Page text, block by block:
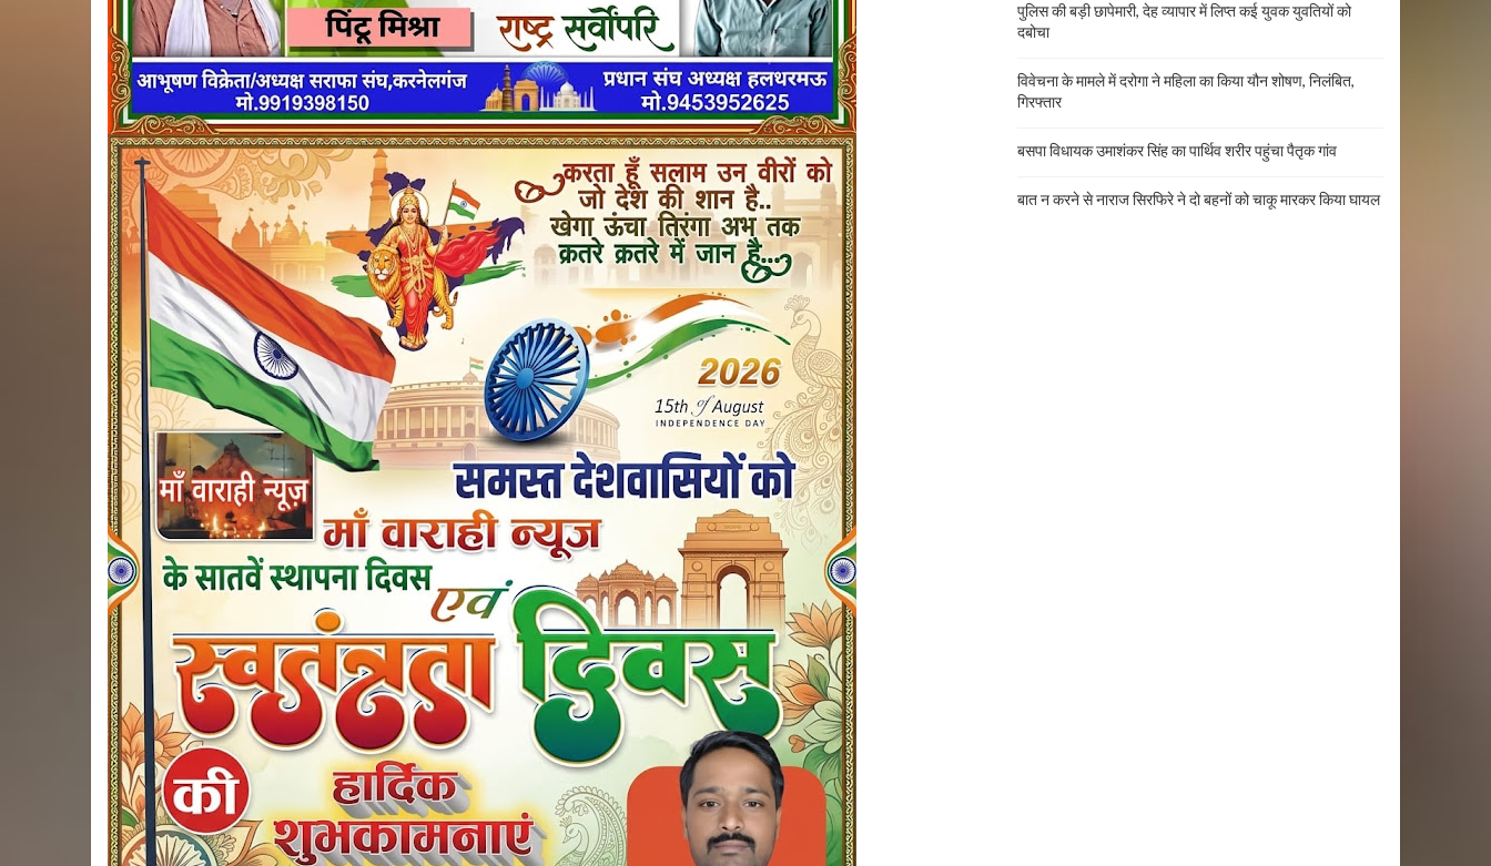
पुलिस की बड़ी छापेमारी, देह व्यापार में लिप्त कई युवक युवतियों को
दबोचा
विवेचना के मामले में दरोगा ने महिला का किया यौन शोषण, निलंबित,
गिरफ्तार
बसपा विधायक उमाशंकर सिंह का पार्थिव शरीर पहुंचा पैतृक गांव
बात न करने से नाराज सिरफिरे ने दो बहनों को चाकू मारकर किया घायल